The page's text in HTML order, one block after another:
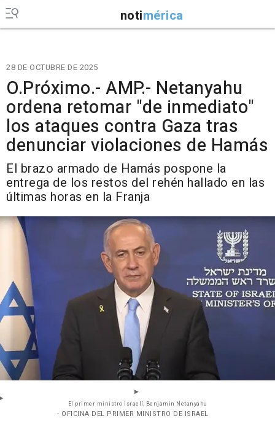
notimérica
28 DE OCTUBRE DE 2025
O.Próximo.- AMP.- Netanyahu
ordena retomar "de inmediato"
los ataques contra Gaza tras
denunciar violaciones de Hamás
El brazo armado de Hamás pospone la
entrega de los restos del rehén hallado en las
últimas horas en la Franja
El primer ministro israelí, Benjamin Netanyahu
- OFICINA DEL PRIMER MINISTRO DE ISRAEL